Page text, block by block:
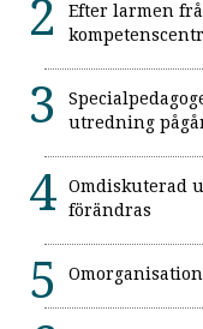
Efter larmen
utredning
Omdiskuterad
förändras